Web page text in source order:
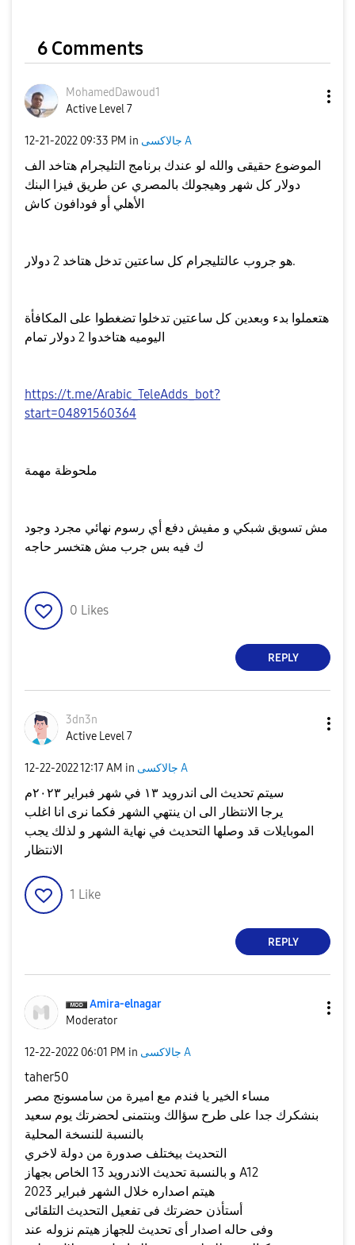
6 Comments
MohamedDawoud1
Active Level 7
‎12-21-2022 09:33 PM in جالاكسى A
الموضوع حقيقى والله لو عندك برنامج التليجرام هتاخد الف
دولار كل شهر وهيجولك بالمصري عن طريق فيزا البنك
الأهلي أو فودافون كاش
هو جروب عالتليجرام كل ساعتين تدخل هتاخد 2 دولار.
هتعملوا بدء وبعدين كل ساعتين تدخلوا تضغطوا على المكافأة
اليوميه هتاخدوا 2 دولار تمام
https://t.me/Arabic_TeleAdds_bot?
start=04891560364
ملحوظة مهمة
مش تسويق شبكي و مفيش دفع أي رسوم نهائي مجرد وجود
ك فيه بس جرب مش هتخسر حاجه
0 Likes
REPLY
3dn3n
Active Level 7
‎12-22-202212:17 AM in جالاكسى A
سيتم تحديث الى اندرويد ١٣ في شهر فبراير ٢٠٢٣م
يرجا الانتظار الى ان ينتهي الشهر فكما نرى انا اغلب
الموبايلات قد وصلها التحديث في نهاية الشهر و لذلك يجب
الانتظار
1 Like
REPLY
Amira-elnagar
Moderator
‎12-22-2022 06:01 PM in جالاكسى A
taher50
مساء الخير يا فندم مع اميرة من سامسونج مصر
بنشكرك جدا على طرح سؤالك وبنتمنى لحضرتك يوم سعيد
و بالنسبة تحديث الاندرويد 13 الخاص بجهاز A12
هيتم اصداره خلال الشهر فبراير 2023
أستأذن حضرتك فى تفعيل التحديث التلقائى
وفى حاله اصدار أى تحديث للجهاز هيتم نزوله عند